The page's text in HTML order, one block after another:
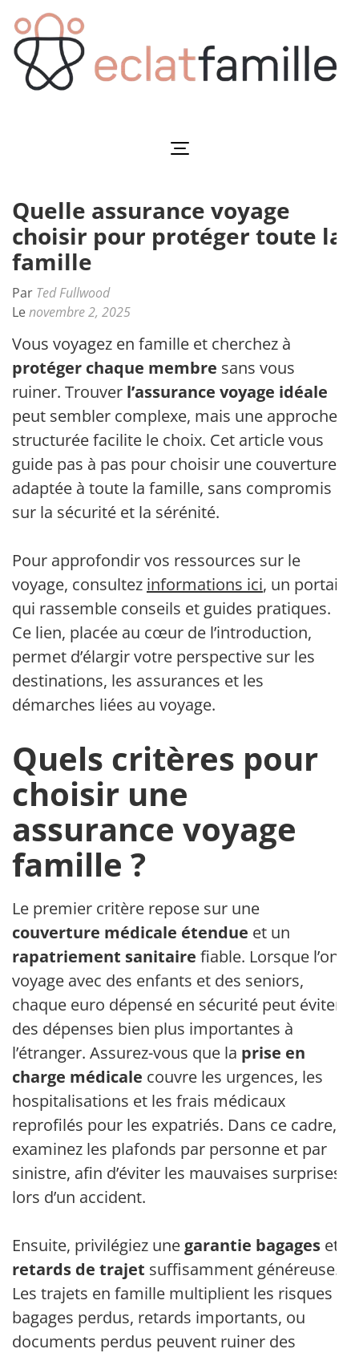
au
contenu
(Pressez
Quelle assurance voyage
choisir pour protéger toute la
famille
Par Ted Fullwood
Lenovembre 2, 2025
Vous voyagez en famille et cherchez à
protéger chaque membre sans vous
ruiner. Trouver l’assurance voyage idéale
peut sembler complexe, mais une approche
structurée facilite le choix. Cet article vous
guide pas à pas pour choisir une couverture
adaptée à toute la famille, sans compromis
sur la sécurité et la sérénité.
Pour approfondir vos ressources sur le
voyage, consultez informations ici, un portail
qui rassemble conseils et guides pratiques.
Ce lien, placée au cœur de l’introduction,
permet d’élargir votre perspective sur les
destinations, les assurances et les
démarches liées au voyage.
Quels critères pour
choisir une
assurance voyage
famille ?
Le premier critère repose sur une
couverture médicale étendue et un
rapatriement sanitaire fiable. Lorsque l’on
voyage avec des enfants et des seniors,
chaque euro dépensé en sécurité peut éviter
des dépenses bien plus importantes à
l’étranger. Assurez-vous que la prise en
charge médicale couvre les urgences, les
hospitalisations et les frais médicaux
reprofilés pour les expatriés. Dans ce cadre,
examinez les plafonds par personne et par
sinistre, afin d’éviter les mauvaises surprises
lors d’un accident.
Ensuite, privilégiez une garantie bagages et
retards de trajet suffisamment généreuse.
Les trajets en famille multiplient les risques :
bagages perdus, retards importants, ou
documents perdus peuvent ruiner des